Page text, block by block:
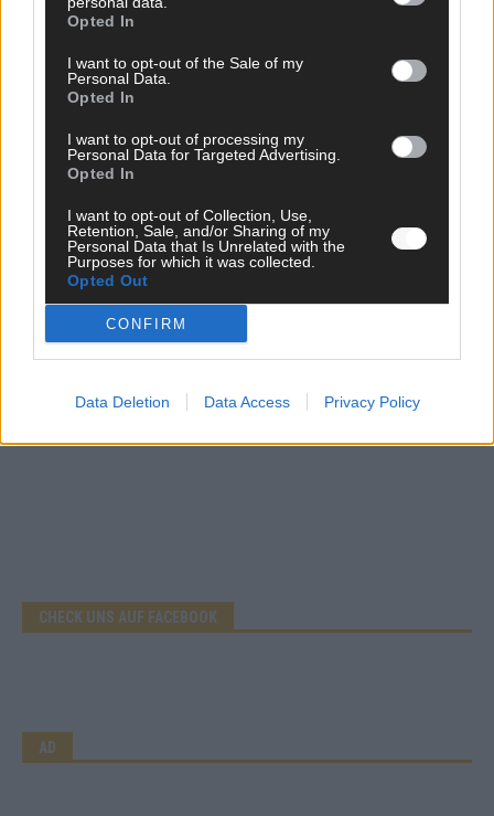
Opted In
I want to opt-out of the Sale of my
Personal Data.
Opted In
I want to opt-out of processing my
Personal Data for Targeted Advertising.
Opted In
I want to opt-out of Collection, Use,
Retention, Sale, and/or Sharing of my
Personal Data that Is Unrelated with the
Purposes for which it was collected.
Opted Out
CONFIRM
Data Deletion Data Access Privacy Policy
WERBE BEI UNS!
CHECK UNS AUF FACEBOOK
AD